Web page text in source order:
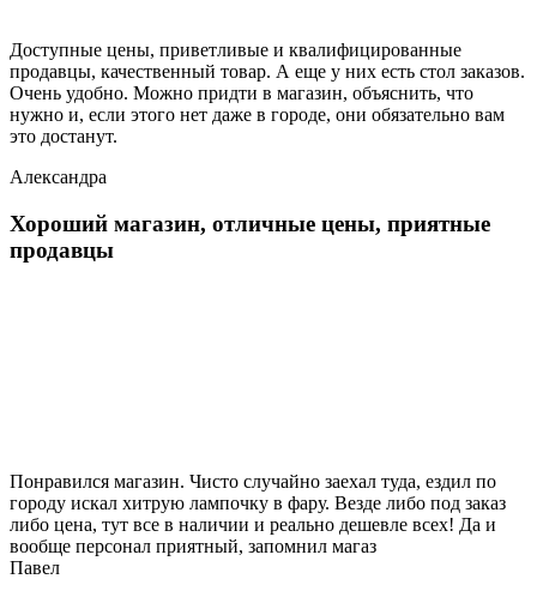
Доступные цены, приветливые и квалифицированные
продавцы, качественный товар. А еще у них есть стол заказов.
Очень удобно. Можно придти в магазин, объяснить, что
нужно и, если этого нет даже в городе, они обязательно вам
это достанут.
Александра
Хороший магазин, отличные цены, приятные
продавцы
Понравился магазин. Чисто случайно заехал туда, ездил по
городу искал хитрую лампочку в фару. Везде либо под заказ
либо цена, тут все в наличии и реально дешевле всех! Да и
вообще персонал приятный, запомнил магаз
Павел